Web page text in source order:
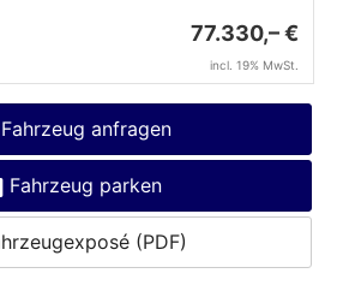
77.330,– €
incl. 19% MwSt.
Fahrzeug anfragen
Fahrzeug parken
(PDF)